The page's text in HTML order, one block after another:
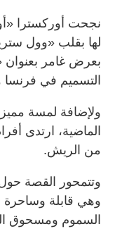
نجحت أوركسترا
لها بقلب «وول
بعرض غامر بعنوان
التسميم في فرنسا
ولإضافة لمسة
الماضية، ارتدى
من الريش.
وتتمحور القصة حول
وهي قابلة
السموم ومسحوق